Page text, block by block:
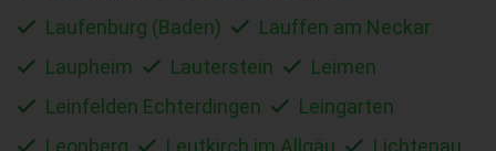
Laufenburg (Baden)
Lauffen am Neckar
Laupheim
Lauterstein
Leimen
Leinfelden Echterdingen
Leingarten
Leonberg
Leutkirch im Allgäu Lichtenau